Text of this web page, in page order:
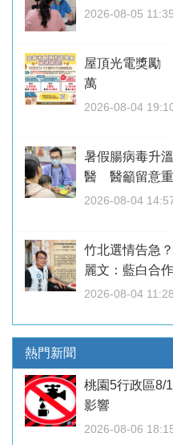
2026-08-05 11:35
屋頂光電獎勵
萬
2026-08-04
暑假腸病毒升
醫 醫籲留意
2026-08-04
竹北選情告急
麗文：藍白合
2026-08-04 11:28
熱門新聞
桃園5行政區
影響
2026-08-06